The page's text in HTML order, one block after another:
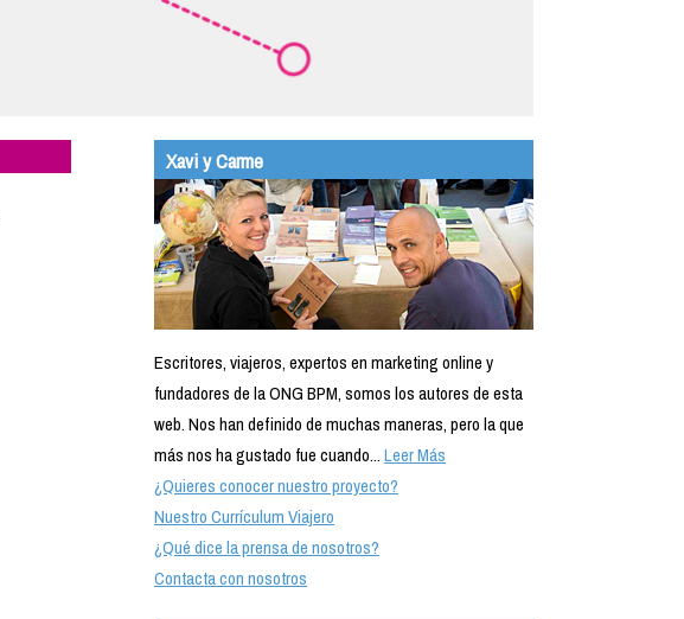
Xavi y Carme
Escritores, viajeros, expertos en marketing online y
fundadores de la ONG BPM, somos los autores de esta
web. Nos han definido de muchas maneras, pero la que
más nos ha gustado fue cuando...Leer Más
¿Quieres conocer nuestro proyecto?
Nuestro Currículum Viajero
¿Qué dice la prensa de nosotros?
Contacta con nosotros